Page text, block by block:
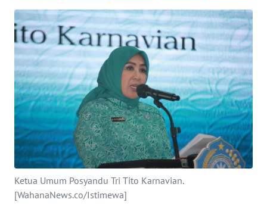
Ketua Umum Posyandu Tri Tito Karnavian.
[WahanaNews.co/Istimewa]
OPINI
Informasi
INDEKS
BERITA
KONTAK
KAMI
INFO
IKLAN
TENTANG